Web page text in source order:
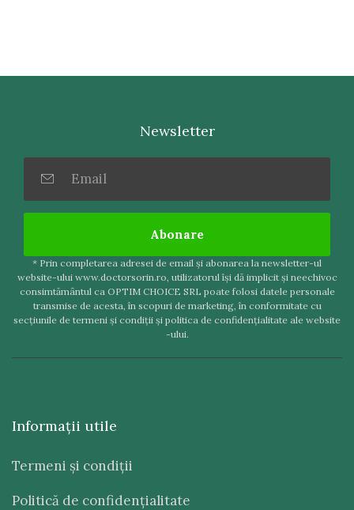
Newsletter
Abonare
* Prin completarea adresei de email şi abonarea la newsletter-ul
website-ului www.doctorsorin.ro, utilizatorul îşi dă implicit şi neechivoc
consimtământul ca OPTIM CHOICE SRL poate folosi datele personale
transmise de acesta, în scopuri de marketing, în conformitate cu
secţiunile de termeni şi condiţii şi politica de confidenţialitate ale website
-ului.
Informaţii utile
Termeni şi condiţii
Politică de confidenţialitate